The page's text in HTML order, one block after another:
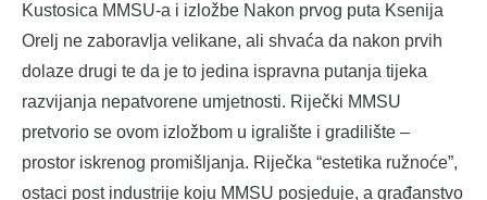
Kustosica MMSU-a i izložbe Nakon prvog puta Ksenija
Orelj ne zaboravlja velikane, ali shvaća da nakon prvih
dolaze drugi te da je to jedina ispravna putanja tijeka
razvijanja nepatvorene umjetnosti. Riječki MMSU
pretvorio se ovom izložbom u igralište i gradilište –
prostor iskrenog promišljanja. Riječka “estetika ružnoće”,
ostaci post industrije koju MMSU posjeduje, a građanstvo